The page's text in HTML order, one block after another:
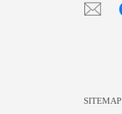
SITEMAP